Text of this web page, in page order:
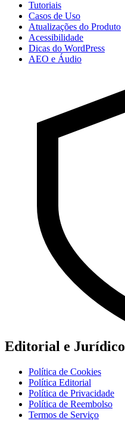
Tutoriais
Casos de Uso
Atualizações do Produto
Acessibilidade
Dicas do WordPress
AEO e Áudio
Editorial e Jurídico
Política de Cookies
Política Editorial
Política de Privacidade
Política de Reembolso
Termos de Serviço